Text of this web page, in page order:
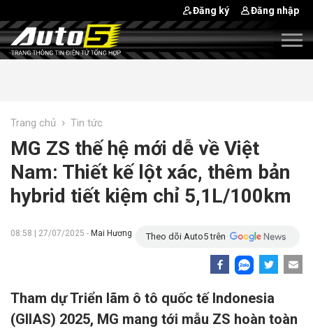
Đăng ký Đăng nhập
Trang chủ › Tin tức
MG ZS thế hệ mới dễ về Việt
Nam: Thiết kế lột xác, thêm bản
hybrid tiết kiệm chỉ 5,1L/100km
08:58 | 27/07/2025 - Mai Hương Theo dõi Auto5 trên
Tham dự Triển lãm ô tô quốc tế Indonesia
(GIIAS) 2025, MG mang tới mẫu ZS hoàn toàn